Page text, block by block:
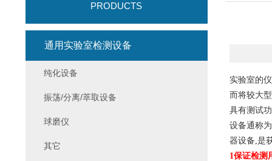
实验室的
而将较大
具有测试
设备通称
器设备,是
1保证检测
PRODUCTS
通用实验室检测设备
纯化设备
振荡/分离/萃取设备
球磨仪
其它